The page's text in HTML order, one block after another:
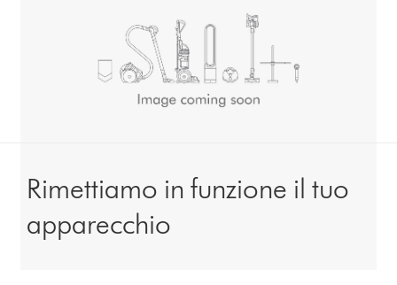
Rimettiamo in funzione il tuo
apparecchio